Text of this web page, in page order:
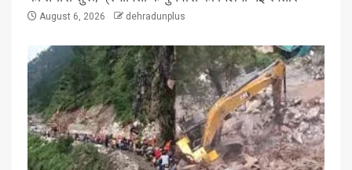
August 6, 2026 dehradunplus